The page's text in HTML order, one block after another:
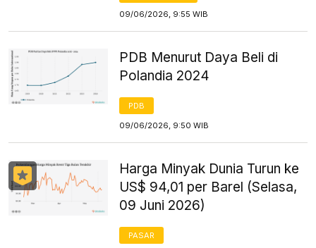
09/06/2026, 9:55 WIB
PDB Menurut Daya Beli di
Polandia 2024
PDB
09/06/2026, 9:50 WIB
Harga Minyak Dunia Turun ke
US$ 94,01 per Barel (Selasa,
09 Juni 2026)
PASAR